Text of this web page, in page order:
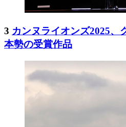
3 カンヌライオンズ2025、
本勢の受賞作品